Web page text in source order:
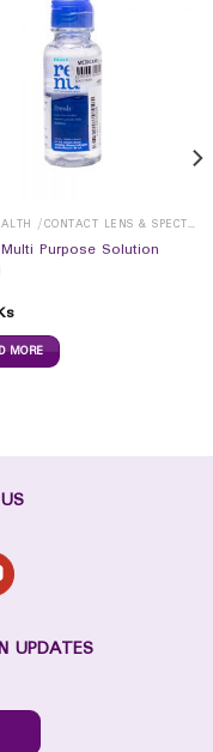
EYE HEALTH /CONTACT LENS & SPECTICALS
Purpose Solution
MORE
UPDATES